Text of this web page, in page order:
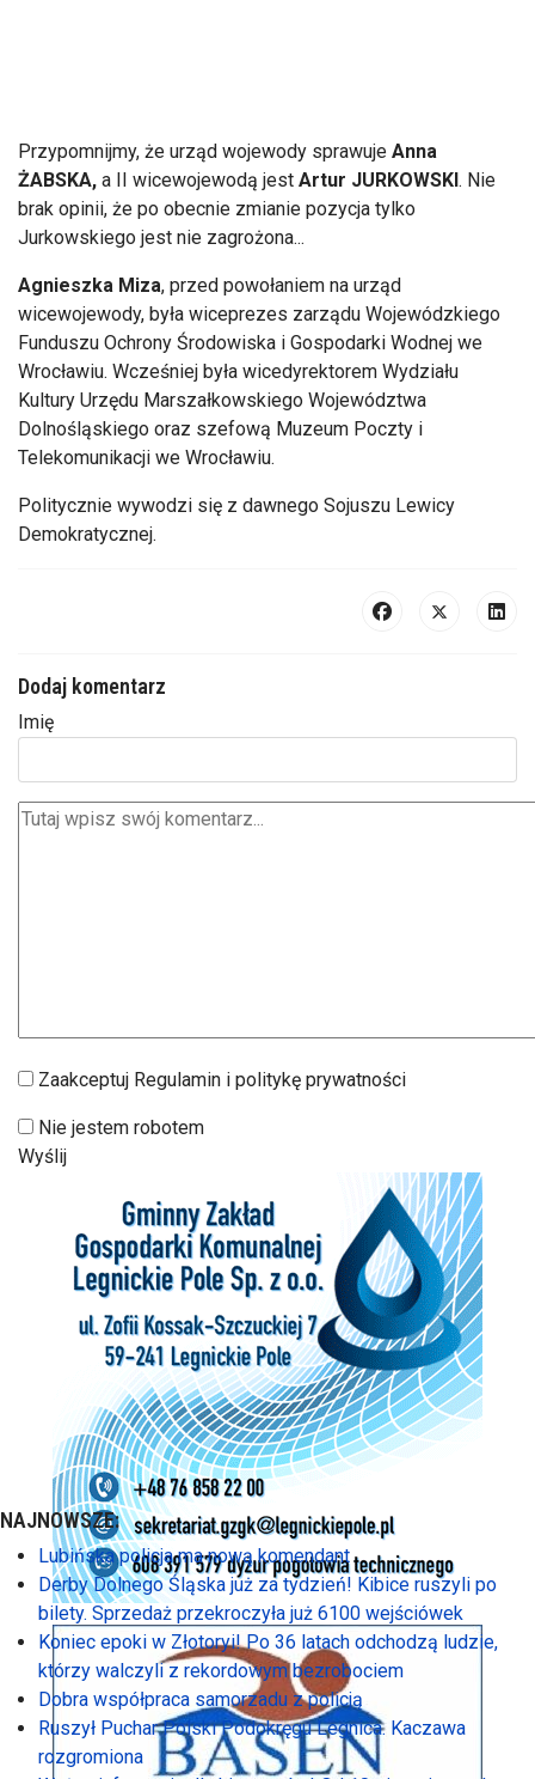
Przypomnijmy, że urząd wojewody sprawuje Anna
ŻABSKA, a II wicewojewodą jest Artur JURKOWSKI . Nie
brak opinii, że po obecnie zmianie pozycja tylko
Jurkowskiego jest nie zagrożona...
Agnieszka Miza, przed powołaniem na urząd
wicewojewody, była wiceprezes zarządu Wojewódzkiego
Funduszu Ochrony Środowiska i Gospodarki Wodnej we
Wrocławiu. Wcześniej była wicedyrektorem Wydziału
Kultury Urzędu Marszałkowskiego Województwa
Dolnośląskiego oraz szefową Muzeum Poczty i
Telekomunikacji we Wrocławiu.
Politycznie wywodzi się z dawnego Sojuszu Lewicy
Demokratycznej.
Dodaj komentarz
Imię
Zaakceptuj Regulamin i politykę prywatności
Nie jestem robotem
Wyślij
NAJNOWSZE:
Lubińska policja ma nową komendant
Derby Dolnego Śląska już za tydzień! Kibice ruszyli po
bilety. Sprzedaż przekroczyła już 6100 wejściówek
Koniec epoki w Złotoryi! Po 36 latach odchodzą ludzie,
którzy walczyli z rekordowym bezrobociem
Dobra współpraca samorzadu z policją
Ruszył Puchar Polski Podokręgu Legnica. Kaczawa
rozgromiona